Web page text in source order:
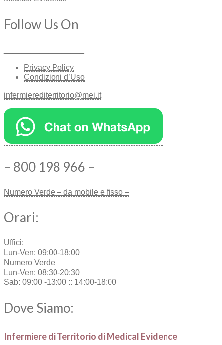
Follow Us On
Privacy Policy
Condizioni d’Uso
infermierediterritorio@mei.it
– 800 198 966 –
Numero Verde – da mobile e fisso –
Orari:
Uffici:
Lun-Ven: 09:00-18:00
Numero Verde:
Lun-Ven: 08:30-20:30
Sab: 09:00 -13:00 :: 14:00-18:00
Dove Siamo:
Infermiere di Territorio di Medical Evidence